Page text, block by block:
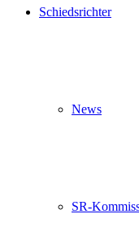
Schiedsrichter
News
SR-